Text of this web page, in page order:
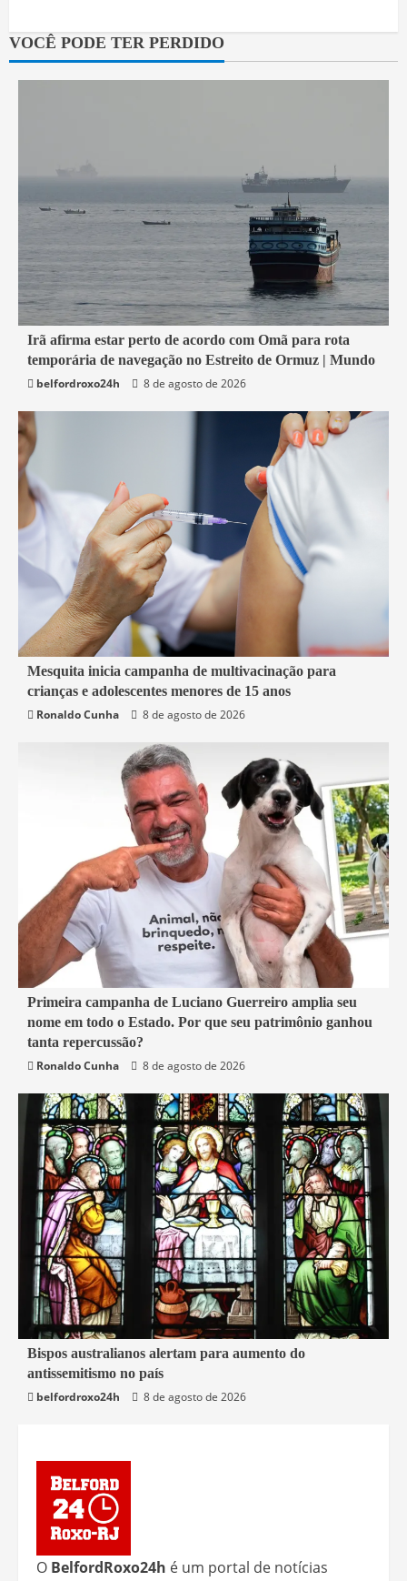
VOCÊ PODE TER PERDIDO
1 min read
Economia
Irã afirma estar perto de acordo com Omã para rota
temporária de navegação no Estreito de Ormuz | Mundo
belfordroxo24h
8 de agosto de 2026
2 min read
Mesquita
Saúde
Mesquita inicia campanha de multivacinação para
crianças e adolescentes menores de 15 anos
Ronaldo Cunha
8 de agosto de 2026
4 min read
Política
Rio de Janeiro
Primeira campanha de Luciano Guerreiro amplia seu
nome em todo o Estado. Por que seu patrimônio ganhou
tanta repercussão?
Ronaldo Cunha
8 de agosto de 2026
6 min read
Mundo
Bispos australianos alertam para aumento do
antissemitismo no país
belfordroxo24h
8 de agosto de 2026
O BelfordRoxo24h é um portal de notícias